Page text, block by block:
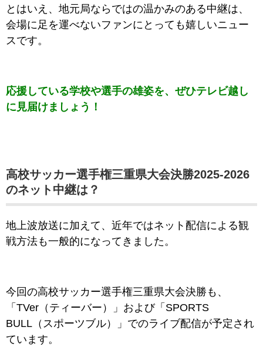
とはいえ、地元局ならではの温かみのある中継は、
会場に足を運べないファンにとっても嬉しいニュー
スです。
応援している学校や選手の雄姿を、ぜひテレビ越し
に見届けましょう！
高校サッカー選手権三重県大会決勝2025-2026
のネット中継は？
地上波放送に加えて、近年ではネット配信による観
戦方法も一般的になってきました。
今回の高校サッカー選手権三重県大会決勝も、
「TVer（ティーバー）」および「SPORTS
BULL（スポーツブル）」でのライブ配信が予定され
ています。